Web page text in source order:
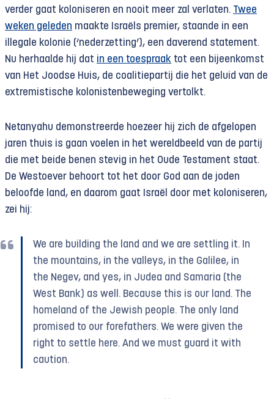
verder gaat koloniseren en nooit meer zal verlaten. Twee
weken geleden maakte Israëls premier, staande in een
illegale kolonie (‘nederzetting’), een daverend statement.
Nu herhaalde hij dat in een toespraak tot een bijeenkomst
van Het Joodse Huis, de coalitiepartij die het geluid van de
extremistische kolonistenbeweging vertolkt.
Netanyahu demonstreerde hoezeer hij zich de afgelopen
jaren thuis is gaan voelen in het wereldbeeld van de partij
die met beide benen stevig in het Oude Testament staat.
De Westoever behoort tot het door God aan de joden
beloofde land, en daarom gaat Israël door met koloniseren,
zei hij:
We are building the land and we are settling it. In
the mountains, in the valleys, in the Galilee, in
the Negev, and yes, in Judea and Samaria (the
West Bank) as well. Because this is our land. The
homeland of the Jewish people. The only land
promised to our forefathers. We were given the
right to settle here. And we must guard it with
caution.